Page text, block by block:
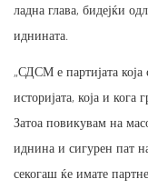
ладна глава, бидејќи
иднината.
„СДСМ е партијата која
историјата, која и
Затоа повикувам на
иднина и сигурен пат
секогаш ќе имате